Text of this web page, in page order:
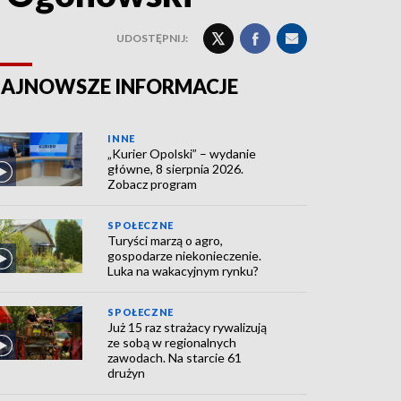
UDOSTĘPNIJ:
INFORMACJE
INNE
„Kurier Opolski” – wydanie
główne, 8 sierpnia 2026.
Zobacz program
SPOŁECZNE
Turyści marzą o agro,
gospodarze niekonieczenie.
Luka na wakacyjnym rynku?
SPOŁECZNE
Już 15 raz strażacy rywalizują
ze sobą w regionalnych
zawodach. Na starcie 61
drużyn